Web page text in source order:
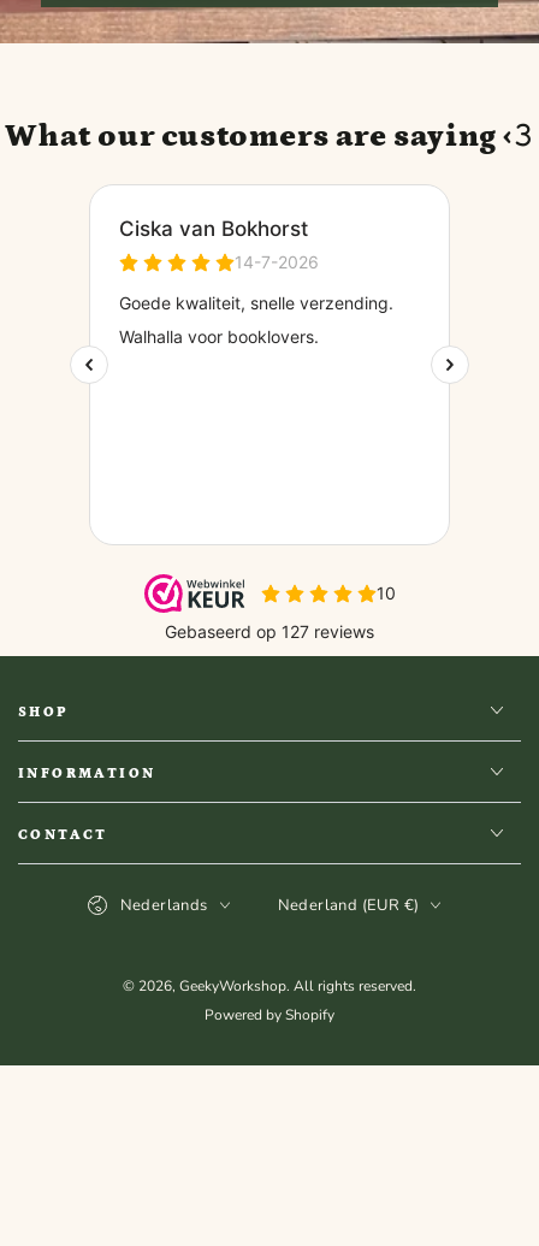
What our customers are saying ‹𝟹
SHOP
INFORMATION
CONTACT
© 2026, GeekyWorkshop. All rights reserved.
Powered by Shopify
Nederlands Nederland (EUR €)